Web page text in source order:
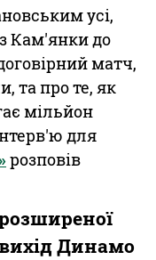
усі,
Кам'янки до
матч,
та про те, як
мільйон
для
розповів
Динамо